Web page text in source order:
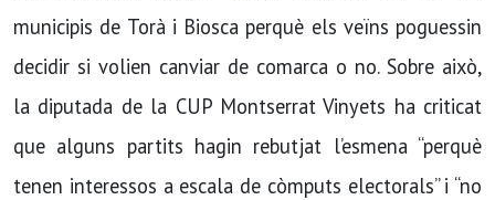
municipis de Torà i Biosca perquè els veïns poguessin
decidir si volien canviar de comarca o no. Sobre això,
la diputada de la CUP Montserrat Vinyets ha criticat
que alguns partits hagin rebutjat l’esmena “perquè
tenen interessos a escala de còmputs electorals” i “no